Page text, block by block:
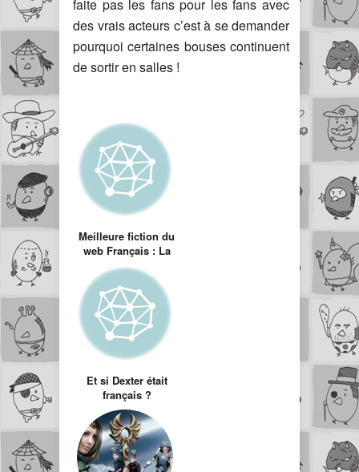
faite pas les fans pour les fans avec
des vrais acteurs c’est à se demander
pourquoi certaines bouses continuent
de sortir en salles !
Meilleure fiction du
web Français : La
P’tite Couronne
Et si Dexter était
français ?